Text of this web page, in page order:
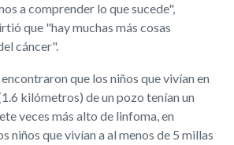
a comprender lo que sucede",
que "hay muchas más cosas
cáncer".
que los niños que vivían en
kilómetros) de un pozo tenían un
veces más alto de linfoma, en
niños que vivían a al menos de 5 millas